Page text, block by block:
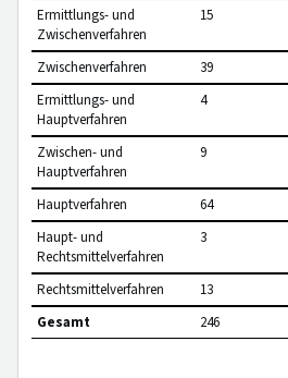
Ermittlungs- und
Zwischenverfahren
15
Zwischenverfahren 39
Ermittlungs- und
Hauptverfahren
4
Zwischen- und
Hauptverfahren
9
Hauptverfahren 64
Haupt- und
Rechtsmittelverfahren
3
Rechtsmittelverfahren 13
Gesamt
246